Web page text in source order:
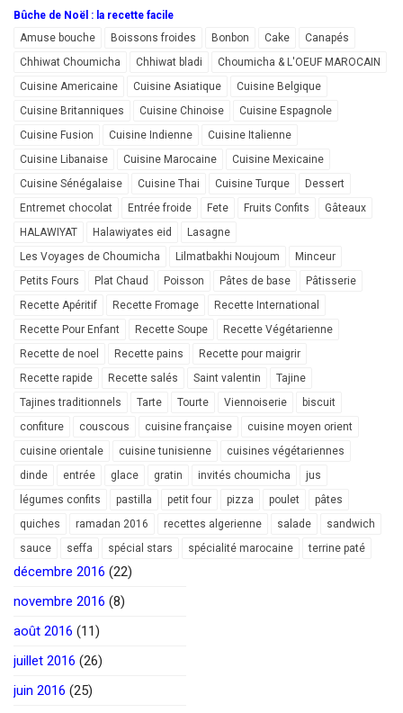
Bûche de Noël : la recette facile
Amuse bouche
Boissons froides Bonbon Cake
Canapés
Chhiwat Choumicha
Chhiwat bladi
Choumicha & L'OEUF MAROCAIN
Cuisine Americaine
Cuisine Asiatique
Cuisine Belgique
Cuisine Britanniques
Cuisine Chinoise
Cuisine Espagnole
Cuisine Fusion
Cuisine Indienne
Cuisine Italienne
Cuisine Libanaise
Cuisine Marocaine
Cuisine Mexicaine
Cuisine Sénégalaise
Cuisine Thai Cuisine Turque
Dessert
Entremet chocolat
Entrée froide Fete Fruits Confits
Gâteaux
HALAWIYAT
Halawiyates eid
Lasagne
Les Voyages de Choumicha
Lilmatbakhi Noujoum
Minceur
Petits Fours
Plat Chaud Poisson Pâtes de base
Pâtisserie
Recette Apéritif
Recette Fromage
Recette International
Recette Pour Enfant
Recette Soupe
Recette Végétarienne
Recette de noel
Recette pains
Recette pour maigrir
Recette rapide
Recette salés Saint valentin
Tajine
Tajines traditionnels
Tarte Tourte Viennoiserie
biscuit
confiture
couscous cuisine française
cuisine moyen orient
cuisine orientale
cuisine tunisienne
cuisines végétariennes
dinde
entrée glace gratin invités choumicha
jus
légumes confits
pastilla petit four pizza poulet
pâtes
quiches
ramadan 2016 recettes algerienne salade
sandwich
sauce
seffa spécial stars spécialité marocaine terrine paté
décembre 2016 (22)
novembre 2016 (8)
août 2016 (11)
juillet 2016 (26)
juin 2016 (25)